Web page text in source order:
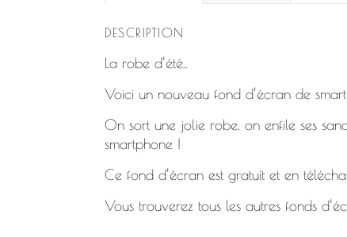
DESCRIPTION
La robe d’été..
Voici un nouveau fond d’écran de
On sort une jolie robe, on enfile ses
smartphone !
Ce fond d’écran est gratuit et en
Vous trouverez tous les autres fonds